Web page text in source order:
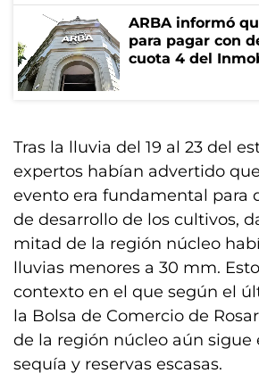
ARBA informó
para pagar con
cuota 4 del
Tras la lluvia del 19 al 23 del
expertos habían advertido
evento era fundamental para
de desarrollo de los cultivos,
mitad de la región núcleo
lluvias menores a 30 mm.
contexto en el que según el
la Bolsa de Comercio de
de la región núcleo aún sigue
sequía y reservas escasas.